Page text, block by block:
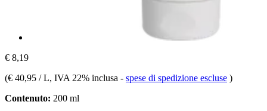
€ 8,19
(€ 40,95 / L, IVA 22% inclusa - spese di spedizione escluse )
Contenuto: 200 ml